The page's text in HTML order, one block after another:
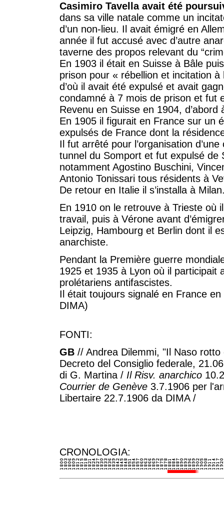
Casimiro Tavella avait été
dans sa ville natale comme un
d’un non-lieu. Il avait émigré en
année il fut accusé avec d’autre
taverne des propos relevant du
En 1903 il était en Suisse à Bâle
prison pour « rébellion et incitation
d’où il avait été expulsé et avait
condamné à 7 mois de prison et fut
Revenu en Suisse en 1904,
En 1905 il figurait en France sur un
expulsés de France dont la
Il fut arrêté pour l’organisation
tunnel du Somport et fut expulsé de
notamment Agostino Buschini,
Antonio Tonissari tous résidents à
De retour en Italie il s’installa à
En 1910 on le retrouve à Trieste où
travail, puis à Vérone avant
Leipzig, Hambourg et Berlin dont il
anarchiste.
Pendant la Première guerre
1925 et 1935 à Lyon où il participait
prolétariens antifascistes.
Il était toujours signalé en France
DIMA)
FONTI:
GB // Andrea Dilemmi, "Il Naso
Decreto del Consiglio federale,
di G. Martina / Il Risv. anarchico
Courrier de Genève 3.7.1906 per
Libertaire 22.7.1906 da DIMA /
CRONOLOGIA: